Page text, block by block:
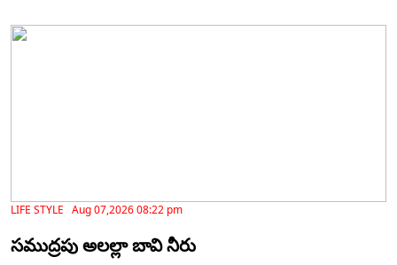
LIFE STYLE Aug 07,2026 08:22 pm
సముద్రపు అలల్లా బావి నీరు